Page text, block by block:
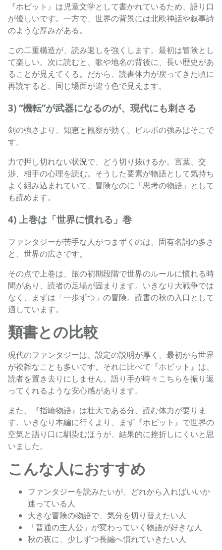
『ホビット』は児童文学として書かれているため、語り口
が優しいです。一方で、世界の背景には北欧神話や叙事詩
のような厚みがある。
この二重構造が、読み返しを強くします。最初は冒険とし
て楽しい。次に読むと、歌や地名の背後に、長い歴史があ
ることが見えてくる。だから、読書体力が戻ってきた頃に
再読すると、同じ場面が違う色で見えます。
3) “機転”が武器になるのが、現代にも刺さる
剣の強さより、知恵と観察が効く。ビルボの強みはそこで
す。
力で押し切れない状況で、どう切り抜けるか。言葉、交
渉、相手の心理を読む。そうした要素が物語として気持ち
よく組み込まれていて、冒険なのに「思考の物語」として
も読めます。
4) 上巻は「世界に慣れる」巻
ファンタジーが苦手な人がつまずくのは、固有名詞の多さ
と、世界の広さです。
その点で上巻は、旅の初期段階で世界のルールに慣れる時
間があり、読者の足場が固まります。いきなり大戦争では
なく、まずは「一歩ずつ」の冒険。読書の秋の入口として
適しています。
類書との比較
現代のファンタジーは、設定の説明が厚く、最初から世界
が複雑なことも多いです。それに比べて『ホビット』は、
読者を置き去りにしません。語り手が時々こちらを振り返
ってくれるような安心感があります。
また、『指輪物語』は壮大である分、読む体力が要りま
す。いきなり本編に行くより、まず『ホビット』で世界の
空気と語り口に馴染むほうが、結果的に挫折しにくいと思
いました。
こんな人におすすめ
ファンタジーを読みたいが、どれから入ればいいか
迷っている人
大きな冒険の物語で、気分を切り替えたい人
「普通の主人公」が変わっていく物語が好きな人
秋の夜に、少しずつ長編へ慣れていきたい人